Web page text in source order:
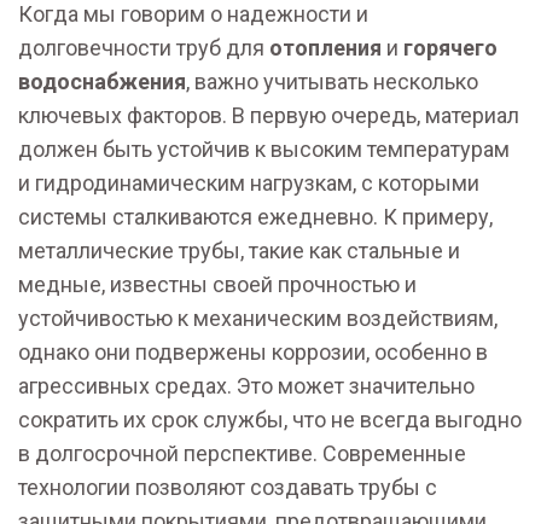
Когда мы говорим о надежности и
долговечности труб для отопления и горячего
водоснабжения, важно учитывать несколько
ключевых факторов. В первую очередь, материал
должен быть устойчив к высоким температурам
и гидродинамическим нагрузкам, с которыми
системы сталкиваются ежедневно. К примеру,
металлические трубы, такие как стальные и
медные, известны своей прочностью и
устойчивостью к механическим воздействиям,
однако они подвержены коррозии, особенно в
агрессивных средах. Это может значительно
сократить их срок службы, что не всегда выгодно
в долгосрочной перспективе. Современные
технологии позволяют создавать трубы с